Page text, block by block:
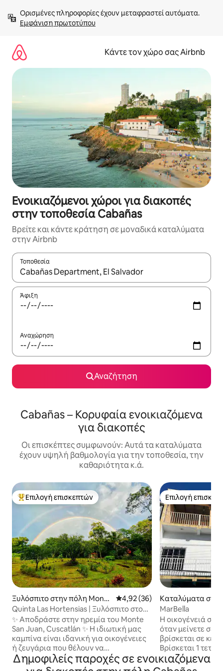
στο
περιεχόμενοΕμφάνιση πρωτοτύπου
Κάντε τον χώρο σας Airbnb
Ενοικιαζόμενοι χώροι για διακοπές
στην τοποθεσία Cabañas
Βρείτε και κάντε κράτηση σε μοναδικά καταλύματα
στην Airbnb
Τοποθεσία
Όταν τα αποτελέσματα είναι διαθέσιμα, μπορείτε να
Άφιξη
Αναχώρηση
Αναζήτηση
Cabañas – Κορυφαία ενοικιαζόμενα
για διακοπές
Οι επισκέπτες συμφωνούν: Αυτά τα καταλύματα
έχουν υψηλή βαθμολογία για την τοποθεσία, την
καθαριότητα κ.ά.
Κορυφαία επιλογή επισκεπτών
Επιλογή επισκεπτών
Ξυλόσπιτο στην πόλη Monte
San Juan
Μέση βαθμολογία: 4,92 στα 5,
4,92 (36)
Quinta Las Hortensias | Ξυλόσπιτο στο
Cuscatlán
✨ Αποδράστε στην ηρεμία του Monte
San Juan, Cuscatlán ✨ Η ιδιωτική μας
καμπίνα είναι ιδανική για οικογένειες
ή ζευγάρια που θέλουν να
αποσυνδεθούν από τον θόρυβο και να
απολαύσουν την αυθεντική φύση. 🌿
Επιλογή
Επιλογή
Καταλύματα
o
MarBella
Η οικογένειά
όταν μείνετε σε
βρίσκεται σε
Βρίσκεται 1
Parque Central,
Miguel,
Δημοφιλείς παροχές σε ενοικιαζόμενα